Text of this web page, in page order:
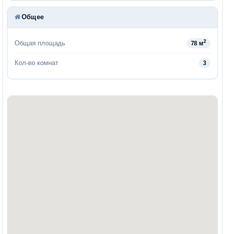
Общее
Общая площадь 78 м2
Кол-во комнат 3